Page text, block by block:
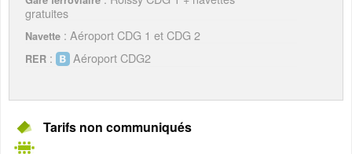
gratuites
Navette : Aéroport CDG 1 et CDG 2
RER : Aéroport CDG2
Tarifs non communiqués